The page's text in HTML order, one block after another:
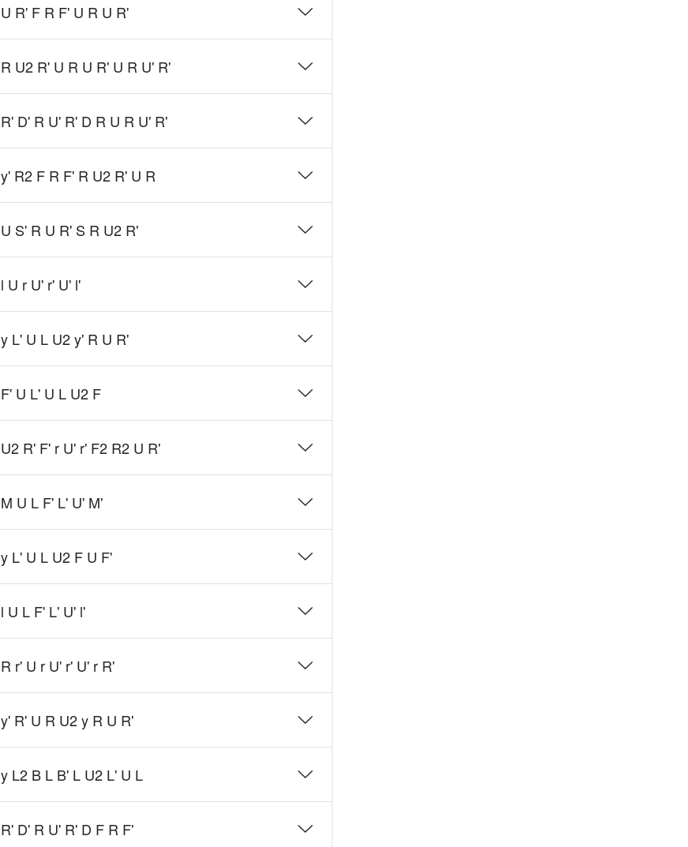
U R' F R F' U R U R'
R U2 R' U R U R' U R U' R'
R' D' R U' R' D R U R U' R'
y' R2 F R F' R U2 R' U R
U S' R U R' S R U2 R'
l U r U' r' U' l'
y L' U L U2 y' R U R'
F' U L' U L U2 F
U2 R' F' r U' r' F2 R2 U R'
M U L F' L' U' M'
y L' U L U2 F U F'
l U L F' L' U' l'
R r' U r U' r' U' r R'
y' R' U R U2 y R U R'
y L2 B L B' L U2 L' U L
R' D' R U' R' D F R F'